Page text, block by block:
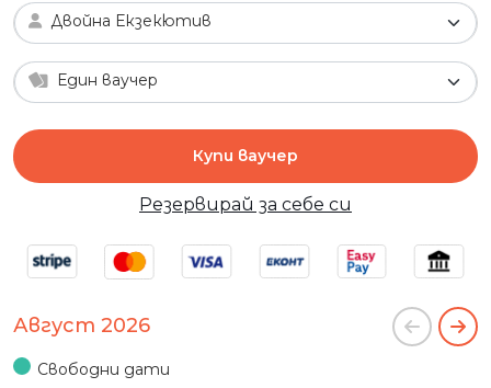
Двойна Екзекютив
Един ваучер
Купи ваучер
Резервирай за себе си
Август 2026
Свободни дати